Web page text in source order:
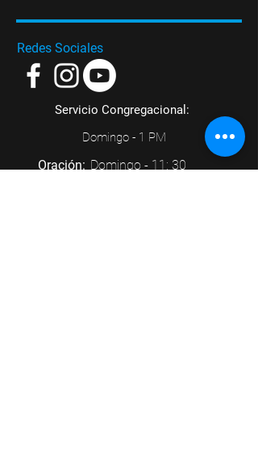
Redes Sociales
Servicio Congregacional:
Domingo - 1 PM
Oración: Domingo - 11: 30